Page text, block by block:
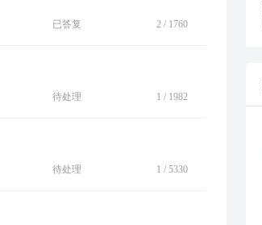
已答复 2 / 1760
待处理 1 / 1982
待处理 1 / 5330